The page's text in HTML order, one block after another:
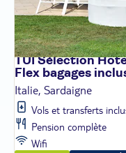
TUI Sélection
Flex bagages
Italie, Sardaigne
Vols et transferts
Pension complète
Wifi